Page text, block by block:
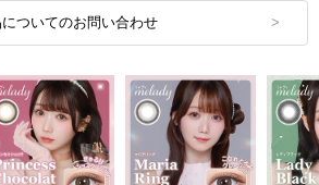
ついてのお問い合わせ